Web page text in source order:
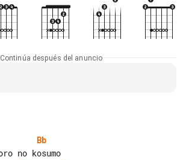
Continúa después del anuncio
Bb